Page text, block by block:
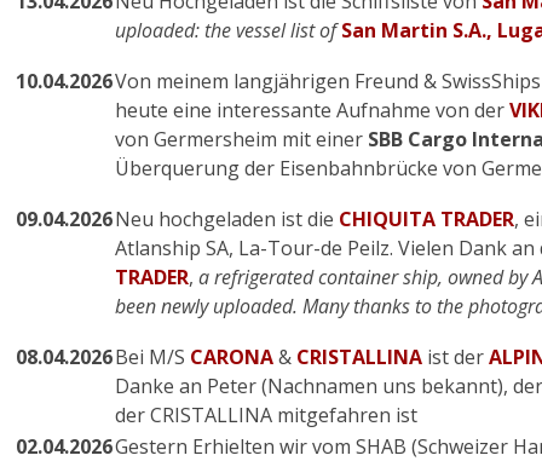
uploaded: the vessel list ofSan Martin S.A.,
10.04.2026Von meinem langjährigen Freund &
heute eine interessante Aufnahme von der
von Germersheim mit einer SBB Cargo
Überquerung der Eisenbahnbrücke von
09.04.2026Neu hochgeladen ist die CHIQUITA TRADER,
Atlanship SA, La-Tour-de Peilz. Vielen Dank
TRADER, a refrigerated container ship, owned by
been newly uploaded. Many thanks to the
08.04.2026Bei M/S CARONA& CRISTALLINA ist der
Danke an Peter (Nachnamen uns bekannt),
der CRISTALLINA mitgefahren ist
02.04.2026Gestern Erhielten wir vom SHAB (Schweizer